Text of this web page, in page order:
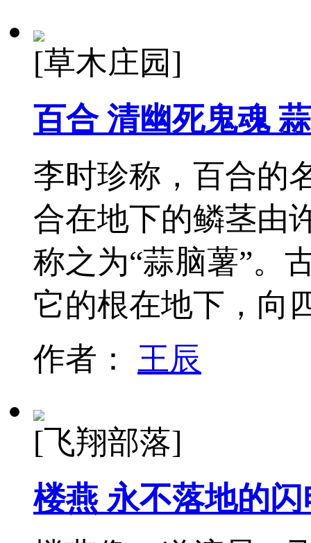
[草木庄园]
百合 清幽死鬼魂
李时珍称，百合的
合在地下的鳞茎由
称之为“蒜脑薯”。
它的根在地下，
作者： 王辰
[飞翔部落]
楼燕 永不落地的闪